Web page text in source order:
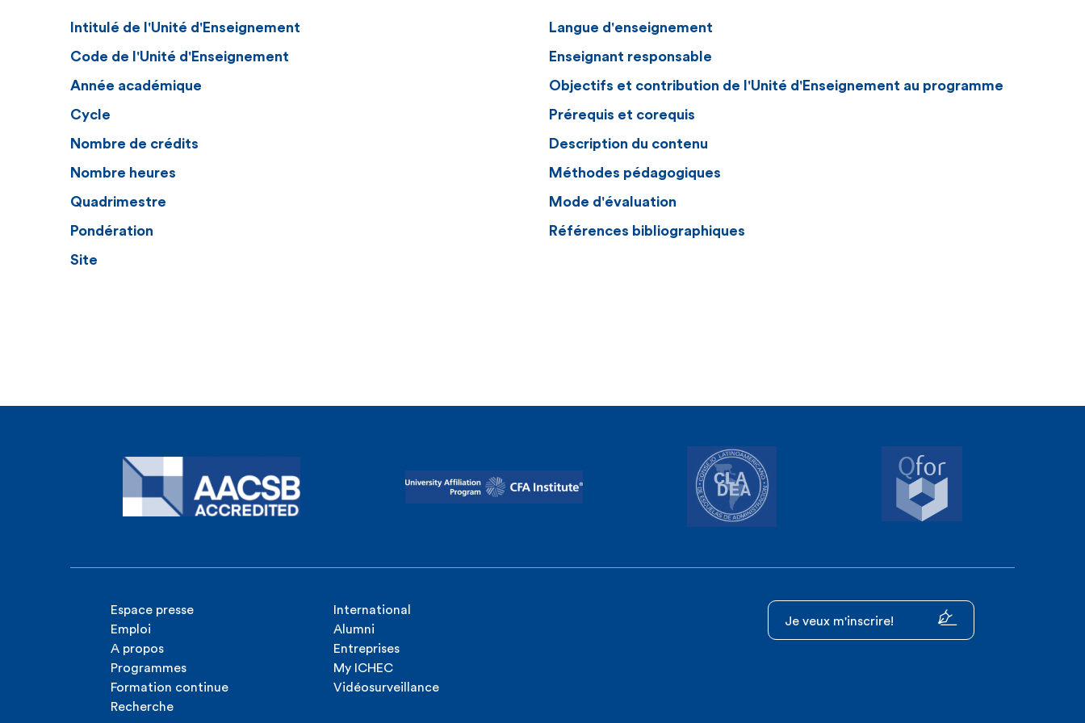
Intitulé de l'Unité d'Enseignement
Code de l'Unité d'Enseignement
Année académique
Cycle
Nombre de crédits
Nombre heures
Quadrimestre
Pondération
Site
Langue d'enseignement
Enseignant responsable
Objectifs et contribution de l'Unité d'Enseignement au programme
Prérequis et corequis
Description du contenu
Méthodes pédagogiques
Mode d'évaluation
Références bibliographiques
Espace presse
Emploi
A propos
Programmes
Formation continue
Recherche
International
Alumni
Entreprises
My ICHEC
Vidéosurveillance
Je veux m'inscrire!